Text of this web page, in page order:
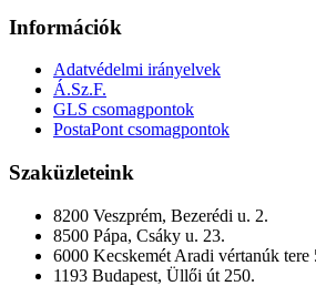
Információk
Adatvédelmi irányelvek
Á.Sz.F.
GLS csomagpontok
PostaPont csomagpontok
Szaküzleteink
8200 Veszprém, Bezerédi u. 2.
8500 Pápa, Csáky u. 23.
6000 Kecskemét Aradi vértanúk
1193 Budapest, Üllői út 250.